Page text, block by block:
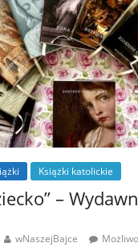
Książki katolickie
–
wNaszejBajce